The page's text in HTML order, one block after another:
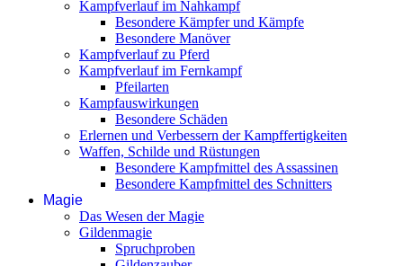
Kampfverlauf im Nahkampf
Besondere Kämpfer und Kämpfe
Besondere Manöver
Kampfverlauf zu Pferd
Kampfverlauf im Fernkampf
Pfeilarten
Kampfauswirkungen
Besondere Schäden
Erlernen und Verbessern der Kampffertigkeiten
Waffen, Schilde und Rüstungen
Besondere Kampfmittel des Assassinen
Besondere Kampfmittel des Schnitters
Magie
Das Wesen der Magie
Gildenmagie
Spruchproben